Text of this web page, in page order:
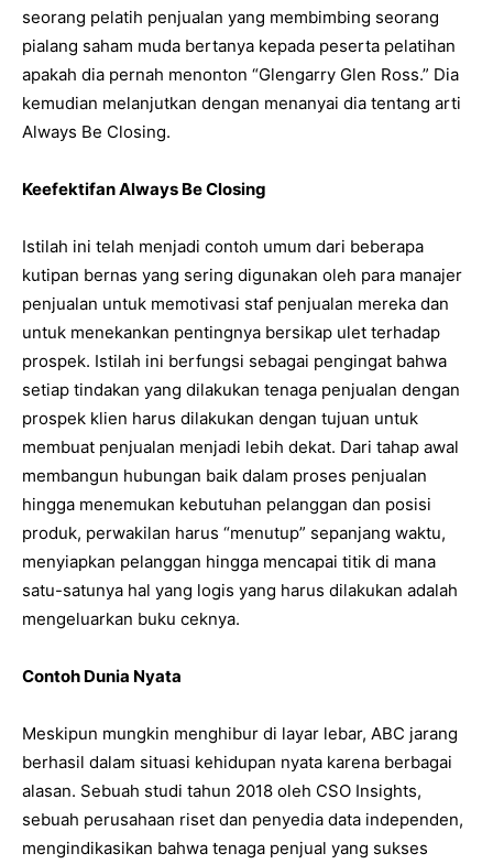
seorang pelatih penjualan yang membimbing seorang
pialang saham muda bertanya kepada peserta pelatihan
apakah dia pernah menonton “Glengarry Glen Ross.” Dia
kemudian melanjutkan dengan menanyai dia tentang arti
Always Be Closing.
Keefektifan Always Be Closing
Istilah ini telah menjadi contoh umum dari beberapa
kutipan bernas yang sering digunakan oleh para manajer
penjualan untuk memotivasi staf penjualan mereka dan
untuk menekankan pentingnya bersikap ulet terhadap
prospek. Istilah ini berfungsi sebagai pengingat bahwa
setiap tindakan yang dilakukan tenaga penjualan dengan
prospek klien harus dilakukan dengan tujuan untuk
membuat penjualan menjadi lebih dekat. Dari tahap awal
membangun hubungan baik dalam proses penjualan
hingga menemukan kebutuhan pelanggan dan posisi
produk, perwakilan harus “menutup” sepanjang waktu,
menyiapkan pelanggan hingga mencapai titik di mana
satu-satunya hal yang logis yang harus dilakukan adalah
mengeluarkan buku ceknya.
Contoh Dunia Nyata
Meskipun mungkin menghibur di layar lebar, ABC jarang
berhasil dalam situasi kehidupan nyata karena berbagai
alasan. Sebuah studi tahun 2018 oleh CSO Insights,
sebuah perusahaan riset dan penyedia data independen,
mengindikasikan bahwa tenaga penjual yang sukses